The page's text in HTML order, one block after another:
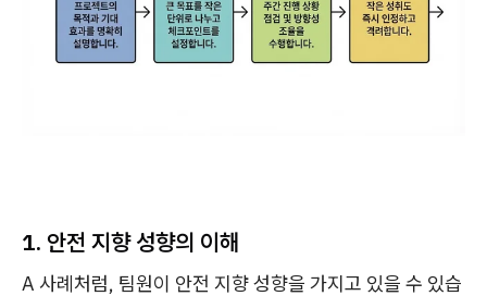
1. 안전 지향 성향의 이해
A 사례처럼, 팀원이 안전 지향 성향을 가지고 있을 수 있습